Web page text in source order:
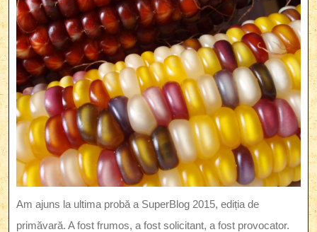
Am ajuns la ultima probă a SuperBlog 2015, ediția de
primăvară. A fost frumos, a fost solicitant, a fost provocator.